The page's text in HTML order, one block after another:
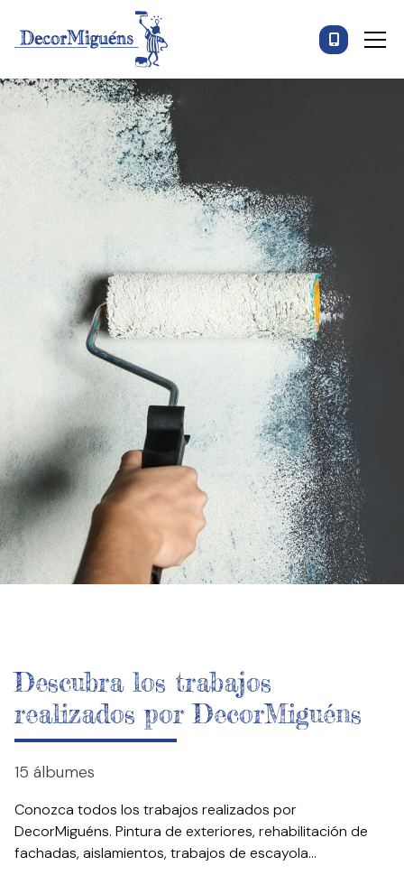
Descubra los trabajos
realizados por DecorMiguéns
15 álbumes
Conozca todos los trabajos realizados por
DecorMiguéns. Pintura de exteriores, rehabilitación de
fachadas, aislamientos, trabajos de escayola...